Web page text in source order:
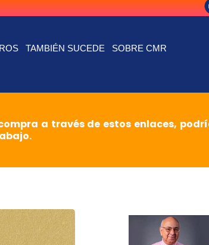
TAMBIÉN SUCEDE SOBRE CMR
a través de estos enlaces,